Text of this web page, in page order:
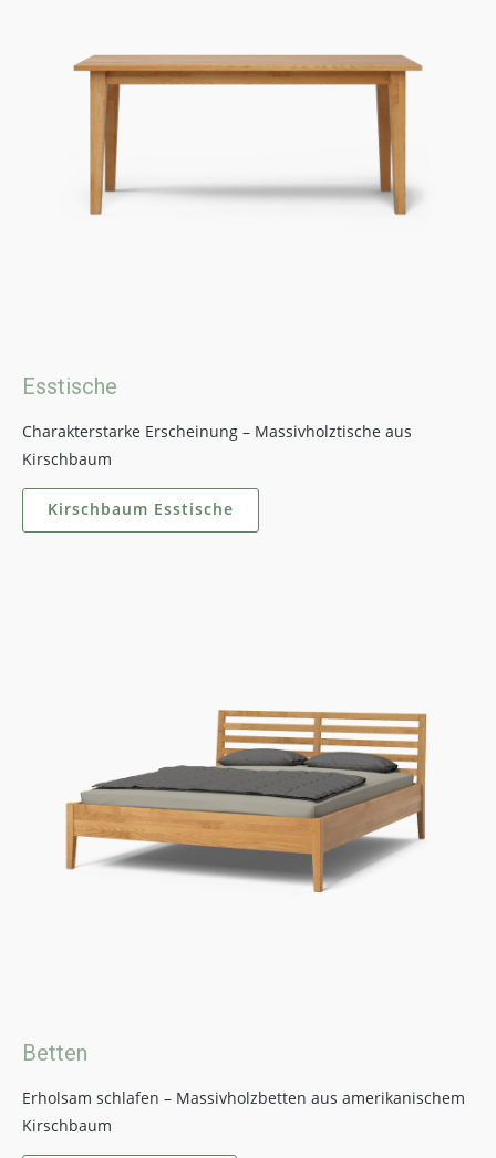
Esstische
Charakterstarke Erscheinung – Massivholztische aus
Kirschbaum
Kirschbaum Esstische
Betten
Erholsam schlafen – Massivholzbetten aus amerikanischem
Kirschbaum